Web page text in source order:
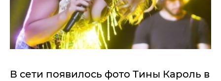
В сети появилось фото Тины Кароль в